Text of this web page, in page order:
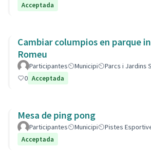
Acceptada
Cambiar columpios en parque
Romeu
Participantes Municipi Parcs i Jardins
0 Acceptada
Mesa de ping pong
Participantes Municipi Pistes
Acceptada